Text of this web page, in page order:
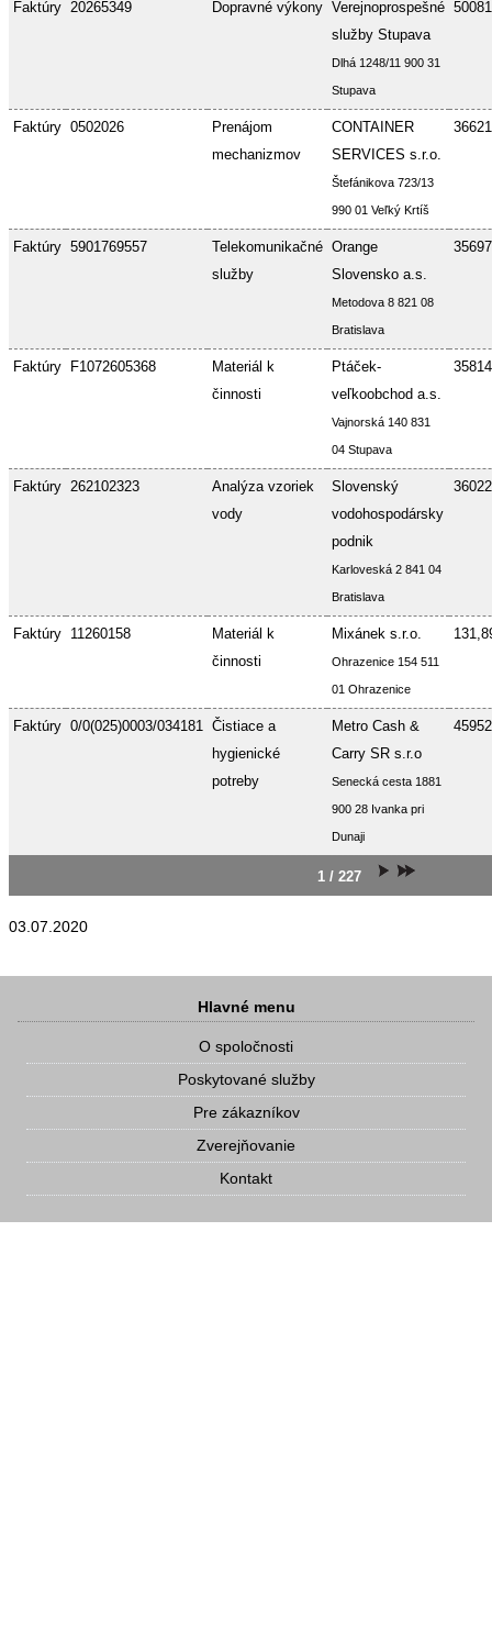
Faktúry 20265349 Dopravné výkony Verejnoprospešné
služby Stupava
Dlhá 1248/11 900 31
Stupava
Faktúry 0502026
Prenájom
mechanizmov
CONTAINER
SERVICES s.r.o.
Štefánikova 723/13
990 01 Veľký Krtíš
Faktúry 5901769557
Telekomunikačné
služby
Orange
Slovensko a.s.
Metodova 8 821 08
Bratislava
Faktúry F1072605368
Materiál k
činnosti
Ptáček-
veľkoobchod a.s.
Vajnorská 140 831
04 Stupava
Faktúry 262102323
Analýza vzoriek
vody
Slovenský
vodohospodársky
podnik
Karloveská 2 841 04
Bratislava
Faktúry 11260158
Materiál k
činnosti
Mixánek s.r.o.
Ohrazenice 154 511
01 Ohrazenice
Faktúry 0/0(025)0003/034181 Čistiace a
hygienické
potreby
Metro Cash &
Carry SR s.r.o
Senecká cesta 1881
900 28 Ivanka pri
Dunaji
1 / 227
03.07.2020
Hlavné menu
O spoločnosti
Poskytované služby
Pre zákazníkov
Zverejňovanie
Kontakt